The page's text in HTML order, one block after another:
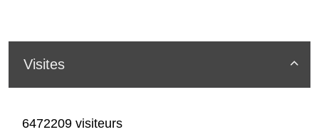

Visites
6472209 visiteurs